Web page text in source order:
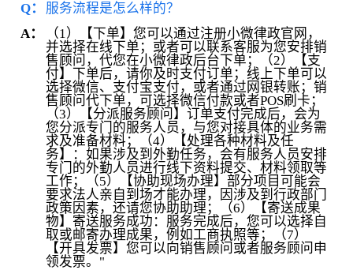
Q：
服务流程是怎么样的？
A：
（1）【下单】您可以通过注册小微律政官网，
并选择在线下单；或者可以联系客服为您安排销
售顾问，代您在小微律政后台下单；（2）【支
付】下单后，请你及时支付订单；线上下单可以
选择微信、支付宝支付，或者通过网银转账；销
售顾问代下单，可选择微信付款或者POS刷卡；
（3）【分派服务顾问】订单支付完成后，会为
您分派专门的服务人员，与您对接具体的业务需
求及准备材料；（4）【处理各种材料及任
务】：如果涉及到外勤任务，会有服务人员安排
专门的外勤人员进行线下资料提交、材料领取等
工作；（5）【协助现场办理】部分项目可能会
要求法人亲自到场才能办理，因涉及到行政部门
政策因素，还请您协助助理；（6）【寄送成果
物】寄送服务成功：服务完成后，您可以选择自
取或邮寄办理成果，例如工商执照等；（7）
【开具发票】您可以向销售顾问或者服务顾问申
领发票。"